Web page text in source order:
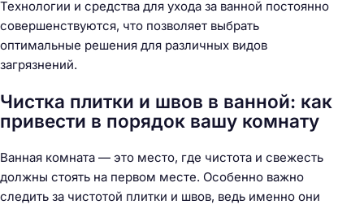
Технологии и средства для ухода за ванной постоянно
совершенствуются, что позволяет выбрать
оптимальные решения для различных видов
загрязнений.
Чистка плитки и швов в ванной: как
привести в порядок вашу комнату
Ванная комната — это место, где чистота и свежесть
должны стоять на первом месте. Особенно важно
следить за чистотой плитки и швов, ведь именно они